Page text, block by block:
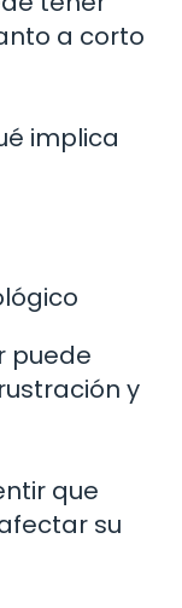
a corto
implica
puede
y
que
su